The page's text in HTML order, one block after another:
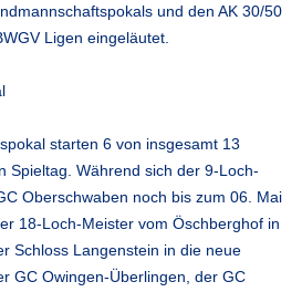
und den AK 30/50
Ligen eingeläutet.
starten 6 von insgesamt 13
Spieltag. Während sich der 9-Loch-
Oberschwaben noch bis zum 06. Mai
18-Loch-Meister vom Öschberghof in
Schloss Langenstein in die neue
GC Owingen-Überlingen, der GC